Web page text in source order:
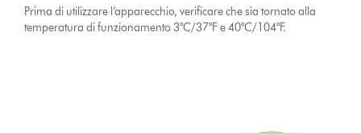
Prima di utilizzare l’apparecchio, verificare che sia tornato alla
temperatura di funzionamento 3°C/37°F e 40°C/104°F.